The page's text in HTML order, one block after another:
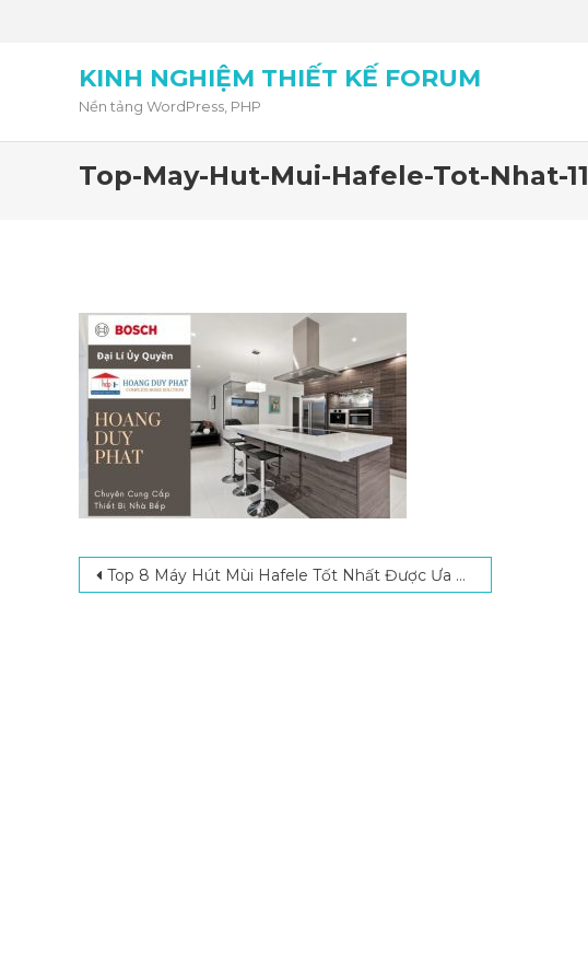
KINH NGHIỆM THIẾT KẾ FORUM
Nền tảng WordPress, PHP
Top-May-Hut-Mui-Hafele-Tot-Nhat-11
Post navigation
Top 8 Máy Hút Mùi Hafele Tốt Nhất Được Ưa Chuộng Hiện Nay